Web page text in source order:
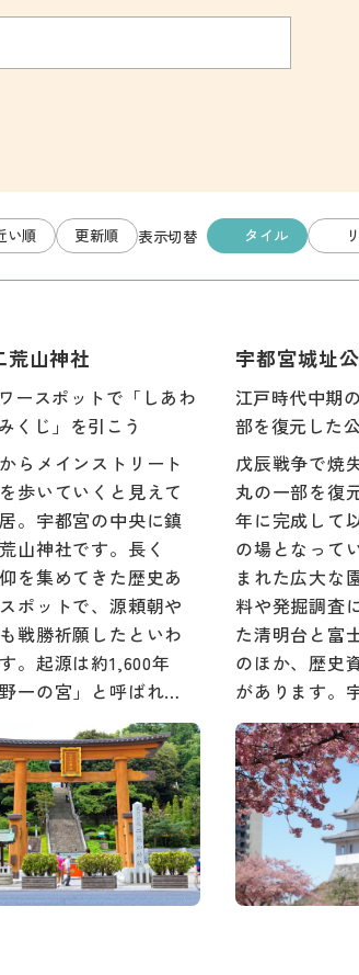
い順 更新順 表示切替 タイル
荒山神社
ースポットで「しあわ
くじ」を引こう
らメインストリート
歩いていくと見えて
。宇都宮の中央に鎮
山神社です。長く
を集めてきた歴史あ
ポットで、源頼朝や
戦勝祈願したといわ
。起源は約1,600年
一の宮」と呼ばれ…
宇都宮城址
江戸時代中期
部を復元した
戊辰戦争で焼
丸の一部を復
年に完成して
の場となって
まれた広大な
料や発掘調査
た清明台と富
のほか、歴史
があります。